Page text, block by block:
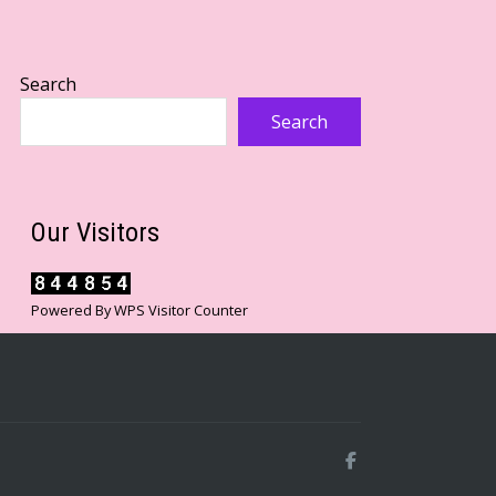
Search
Search
Our Visitors
Powered ByWPS Visitor Counter